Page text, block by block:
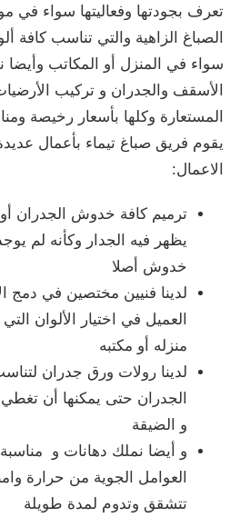
في مواد الدهان وألوان
ألوان المفروشات
نقدم خدمة دهان
و تركيب الأسقف
ومناسبة لكل العملاء كما
عديدة ومتنوعة ومن هذه
أو التكسرات بشكل
يوجد فيه تكسر أو
دمج الألوان و مساعده
التي تتناسب مع أثاث
لتناسب جميع مساحات
تغطي المساحات الصغيرة
ومقاومة لجميع
وامطار و رطوبة فلا